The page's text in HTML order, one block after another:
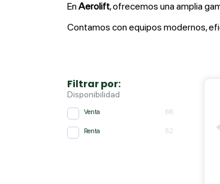
EnAerolift, ofrecemos una amplia
Contamos con equipos modernos,
Filtrar por:
Disponibilidad
Venta 66
Renta 82